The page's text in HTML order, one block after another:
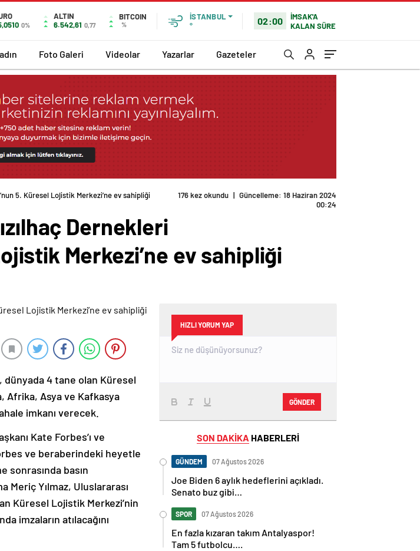
0%
ALTIN
6.542,61 0,77
BITCOIN
%
İSTANBUL
°
02:00
İMSAK'A
KALAN SÜRE
Foto Galeri Videolar Yazarlar Gazeteler
5. Küresel Lojistik Merkezi’ne ev sahipliği
176 kez okundu | Güncelleme: 18 Haziran 2024
00:24
Dernekleri
Merkezi’ne ev sahipliği
dünyada 4 tane olan Küresel
Afrika, Asya ve Kafkasya
imkanı verecek.
Kate Forbes’ı ve
ve beraberindeki heyetle
sonrasında basın
Meriç Yılmaz, Uluslararası
Küresel Lojistik Merkezi’nin
imzaların atılacağını
HIZLI YORUM YAP
GÖNDER
SON DAKİKA HABERLERİ
GÜNDEM 07 Ağustos 2026
Joe Biden 6 aylık hedeflerini açıkladı.
Senato buz gibi…
SPOR 07 Ağustos 2026
En fazla kızaran takım Antalyaspor!
Tam 5 futbolcu….